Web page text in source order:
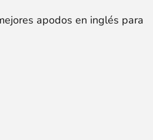
apodos en inglés para